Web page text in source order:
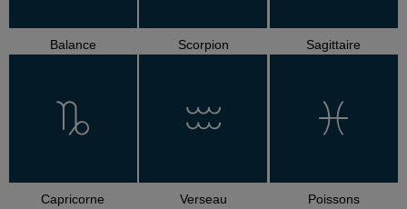
Balance Scorpion Sagittaire
Capricorne Verseau Poissons